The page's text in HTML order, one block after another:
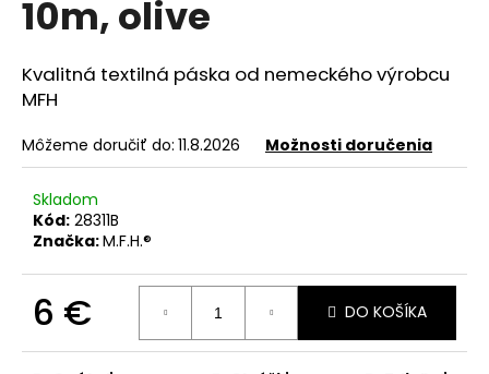
10m, olive
Kvalitná textilná páska od nemeckého výrobcu
MFH
Môžeme doručiť do: 11.8.2026 Možnosti doručenia
Skladom
Kód: 28311B
Značka:M.F.H.®
6 €
cena:
DO KOŠÍKA
á
s
ť
?
O